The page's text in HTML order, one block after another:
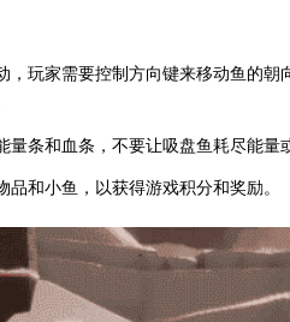
玩家需要控制方向键来移动鱼的
条和血条，不要让吸盘鱼耗尽能量
和小鱼，以获得游戏积分和奖励。